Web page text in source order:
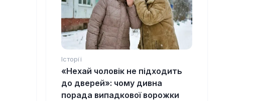
Історії
«Нехай чоловік не підходить
до дверей»: чому дивна
порада випадкової ворожки